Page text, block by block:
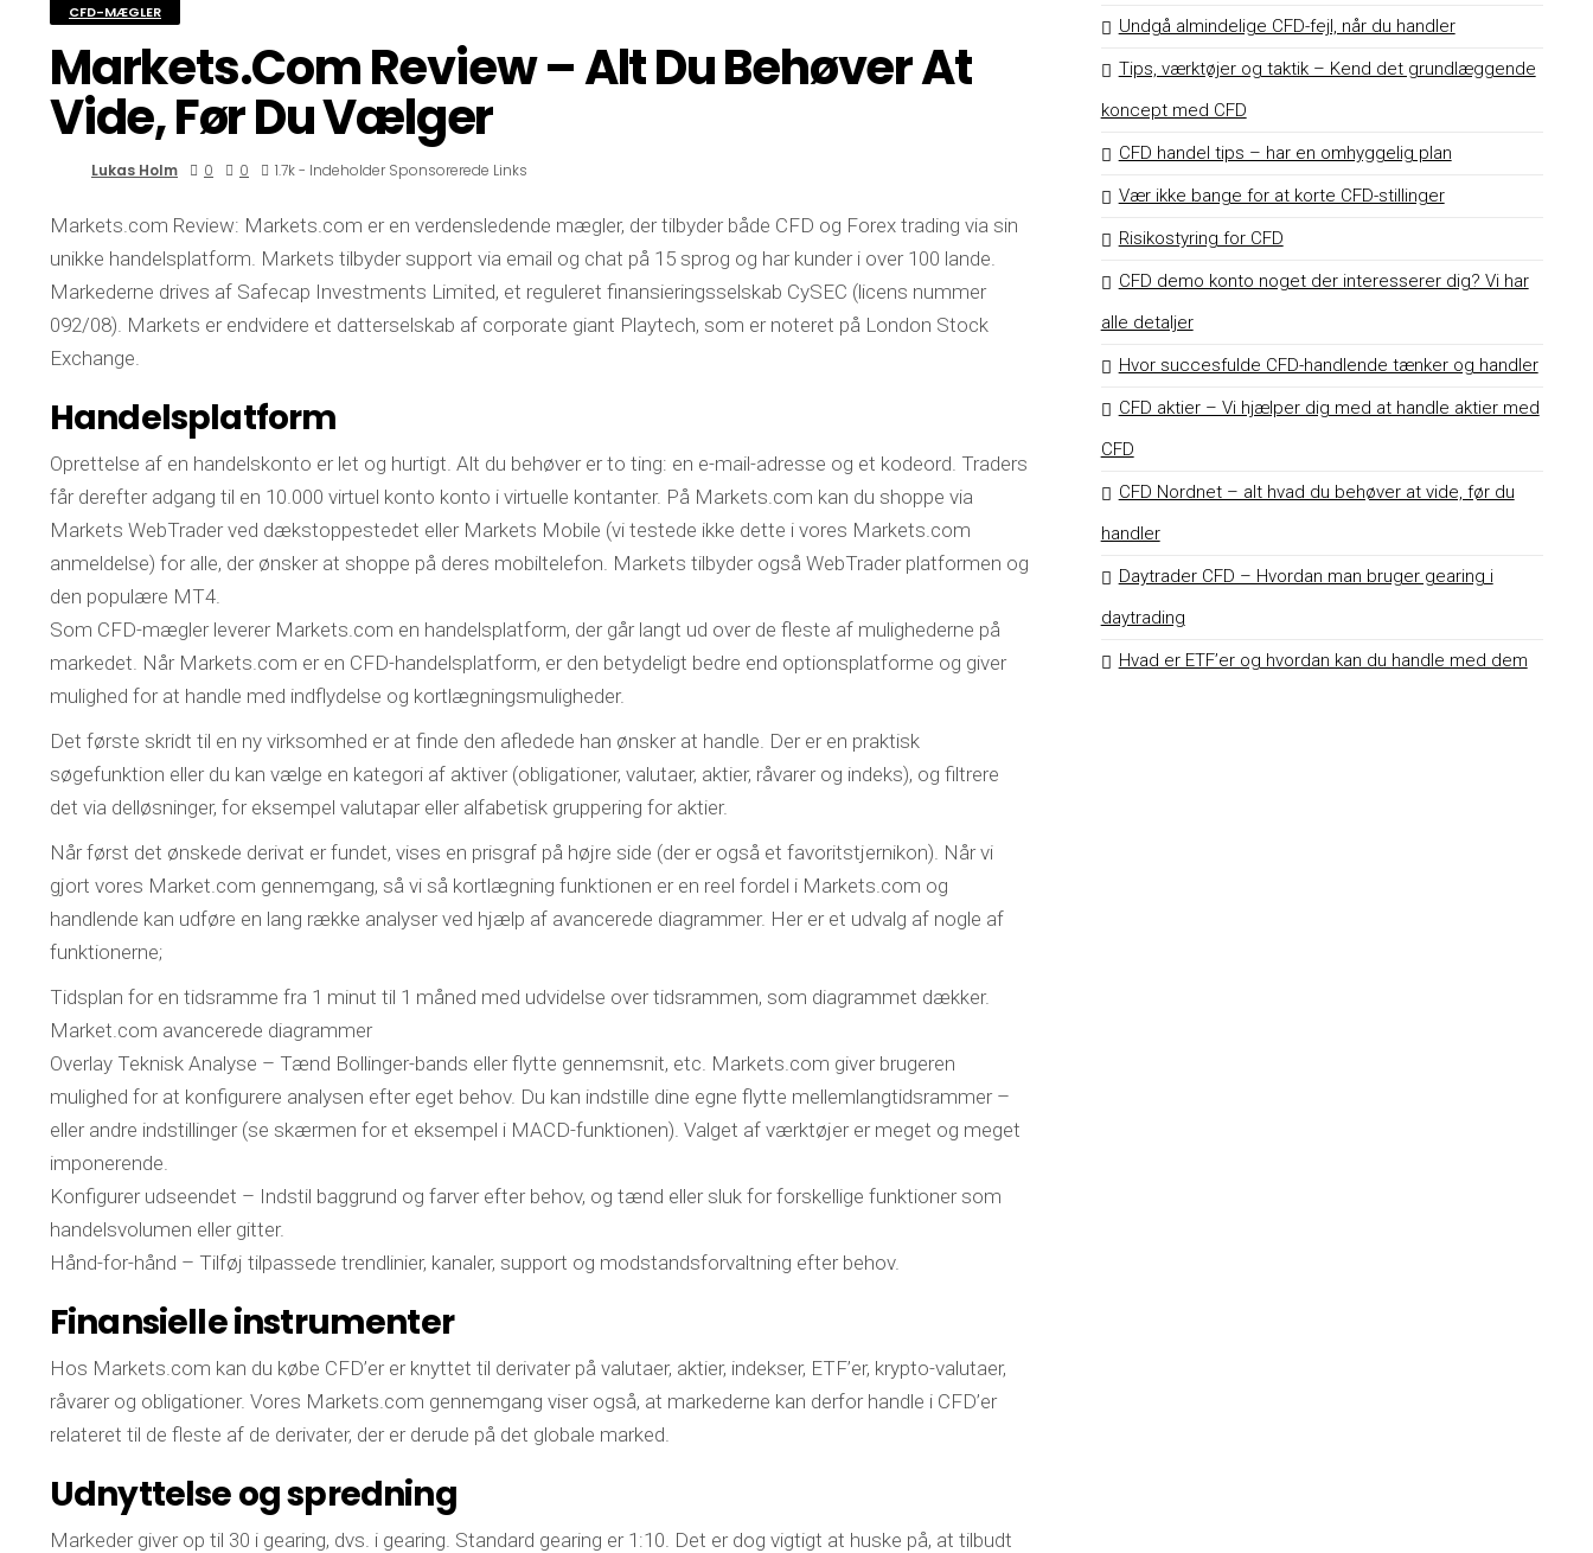
CFD-MÆGLER
Markets.com Review – Alt Du Behøver At
Vide, Før Du Vælger
Lukas Holm 0 0 1.7k - Indeholder Sponsorerede Links
Markets.com Review: Markets.com er en verdensledende mægler, der tilbyder både CFD og Forex trading via sin
unikke handelsplatform. Markets tilbyder support via email og chat på 15 sprog og har kunder i over 100 lande.
Markederne drives af Safecap Investments Limited, et reguleret finansieringsselskab CySEC (licens nummer
092/08). Markets er endvidere et datterselskab af corporate giant Playtech, som er noteret på London Stock
Exchange.
Handelsplatform
Oprettelse af en handelskonto er let og hurtigt. Alt du behøver er to ting: en e-mail-adresse og et kodeord. Traders
får derefter adgang til en 10.000 virtuel konto konto i virtuelle kontanter. På Markets.com kan du shoppe via
Markets WebTrader ved dækstoppestedet eller Markets Mobile (vi testede ikke dette i vores Markets.com
anmeldelse) for alle, der ønsker at shoppe på deres mobiltelefon. Markets tilbyder også WebTrader platformen og
den populære MT4.
Som CFD-mægler leverer Markets.com en handelsplatform, der går langt ud over de fleste af mulighederne på
markedet. Når Markets.com er en CFD-handelsplatform, er den betydeligt bedre end optionsplatforme og giver
mulighed for at handle med indflydelse og kortlægningsmuligheder.
Det første skridt til en ny virksomhed er at finde den afledede han ønsker at handle. Der er en praktisk
søgefunktion eller du kan vælge en kategori af aktiver (obligationer, valutaer, aktier, råvarer og indeks), og filtrere
det via delløsninger, for eksempel valutapar eller alfabetisk gruppering for aktier.
Når først det ønskede derivat er fundet, vises en prisgraf på højre side (der er også et favoritstjernikon). Når vi
gjort vores Market.com gennemgang, så vi så kortlægning funktionen er en reel fordel i Markets.com og
handlende kan udføre en lang række analyser ved hjælp af avancerede diagrammer. Her er et udvalg af nogle af
funktionerne;
Tidsplan for en tidsramme fra 1 minut til 1 måned med udvidelse over tidsrammen, som diagrammet dækker.
Market.com avancerede diagrammer
Overlay Teknisk Analyse – Tænd Bollinger-bands eller flytte gennemsnit, etc. Markets.com giver brugeren
mulighed for at konfigurere analysen efter eget behov. Du kan indstille dine egne flytte mellemlangtidsrammer –
eller andre indstillinger (se skærmen for et eksempel i MACD-funktionen). Valget af værktøjer er meget og meget
imponerende.
Konfigurer udseendet – Indstil baggrund og farver efter behov, og tænd eller sluk for forskellige funktioner som
handelsvolumen eller gitter.
Hånd-for-hånd – Tilføj tilpassede trendlinier, kanaler, support og modstandsforvaltning efter behov.
Finansielle instrumenter
Hos Markets.com kan du købe CFD’er er knyttet til derivater på valutaer, aktier, indekser, ETF’er, krypto-valutaer,
råvarer og obligationer. Vores Markets.com gennemgang viser også, at markederne kan derfor handle i CFD’er
relateret til de fleste af de derivater, der er derude på det globale marked.
Udnyttelse og spredning
Markeder giver op til 30 i gearing, dvs. i gearing. Standard gearing er 1:10. Det er dog vigtigt at huske på, at tilbudt
Undgå almindelige CFD-fejl, når du handler
Tips, værktøjer og taktik – Kend det grundlæggende
koncept med CFD
CFD handel tips – har en omhyggelig plan
Vær ikke bange for at korte CFD-stillinger
Risikostyring for CFD
CFD demo konto noget der interesserer dig? Vi har
alle detaljer
Hvor succesfulde CFD-handlende tænker og handler
CFD aktier – Vi hjælper dig med at handle aktier med
CFD
CFD Nordnet – alt hvad du behøver at vide, før du
handler
Daytrader CFD – Hvordan man bruger gearing i
daytrading
Hvad er ETF’er og hvordan kan du handle med dem